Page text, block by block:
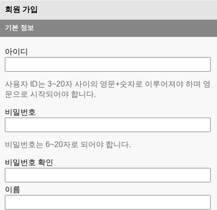
회원 가입
기본 정보
아이디
사용자 ID는 3~20자 사이의 영문+숫자로 이루어져야 하며 영
문으로 시작되어야 합니다.
비밀번호
비밀번호는 6~20자로 되어야 합니다.
비밀번호 확인
이름